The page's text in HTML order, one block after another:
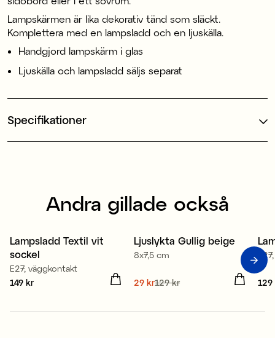
Lampskärmen är lika dekorativ tänd som släckt.
Komplettera med en lampsladd och en ljuskälla.
Handgjord lampskärm i glas
Ljuskälla och lampsladd säljs separat
Specifikationer
Andra gillade också
Lampsladd Textil vit
sockel
E27, väggkontakt
Pris :149 kr
149 kr
Sale
Ljuslykta Gullig beige
8x7,5 cm
Nuvarande pris
29 kr129 kr Pris
129